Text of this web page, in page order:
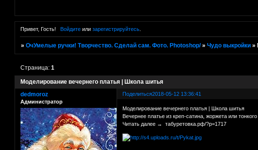
Привет, Гость! Войдитеили зарегистрируйтесь.
»ОчУмелые ручки! Творчество. Сделай сам. Фото. Photoshop/ »Чудо выкройки »
Моделирование вечернего платья | Школа шитья
Страница:1
Поделиться2018-05-12 13:36:41
dedmoroz
Администратор
Моделирование вечернего платья | Школа шитья
Вечернее платье из креп-сатина, жоржета или
Читать далее → табуретовка.рф/?p=1717